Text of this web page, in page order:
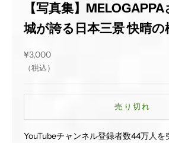
【写真集】
城が誇る日本三景 快晴の
セール価格
¥3,000
（税込）
売り切れ
YouTubeチャンネル登録者数44万人を